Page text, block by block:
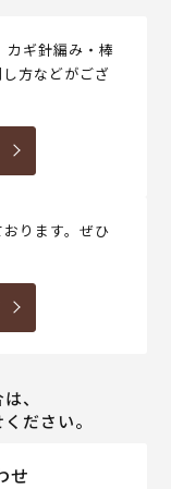
カギ針編み・棒
方などがござ
ります。ぜひ
、
ださい。
せ